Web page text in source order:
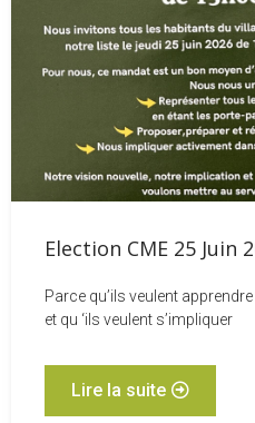
Election CME 25 Juin
Parce qu’ils veulent
et qu ‘ils veulent s’impliquer
Lire la suite